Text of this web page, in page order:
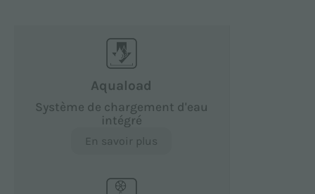
Aquaload
Système de chargement d'eau
intégré
En savoir plus